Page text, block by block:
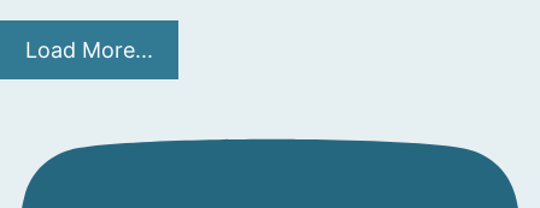
Load More...